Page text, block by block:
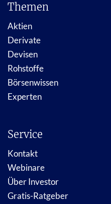
Themen
Aktien
Derivate
Devisen
Rohstoffe
Börsenwissen
Experten
Service
Kontakt
Webinare
Über Investor
Gratis-Ratgeber